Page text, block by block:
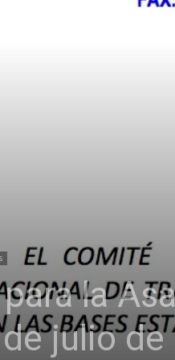
la
julio